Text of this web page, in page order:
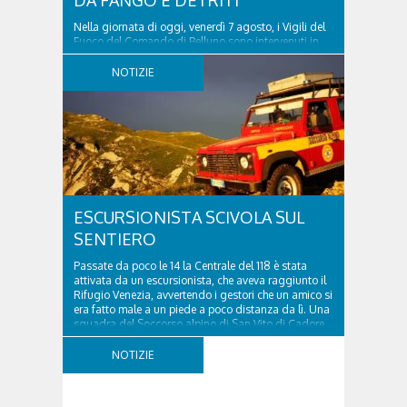
Nella giornata di oggi, venerdì 7 agosto, i Vigili del
Fuoco del Comando di Belluno sono intervenuti in
località Diassa, in Val d’Oten, nel comune di Calalzo
di Cadore, per liberare una strada rimasta bloccata
a seguito di una frana verificatasi intorno alle ore
NOTIZIE
ESCURSIONISTA SCIVOLA SUL
SENTIERO
Passate da poco le 14 la Centrale del 118 è stata
attivata da un escursionista, che aveva raggiunto il
Rifugio Venezia, avvertendo i gestori che un amico si
era fatto male a un piede a poco distanza da lì. Una
squadra del Soccorso alpino di San Vito di Cadore
ha quindi raggiunto l'infortunato...
NOTIZIE